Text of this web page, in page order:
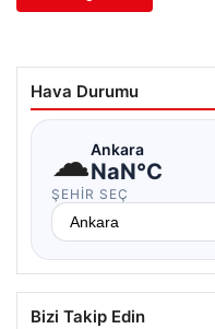
Hava Durumu
☁Ankara
NaN°C
ŞEHIR SEÇ
Bizi Takip Edin